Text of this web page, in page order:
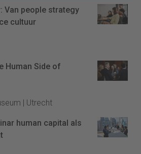
Van people strategy
cultuur
Human Side of
| Utrecht
human capital als